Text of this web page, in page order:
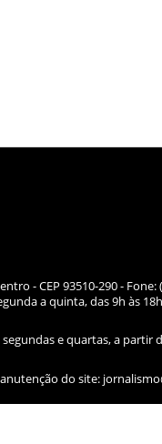
- CEP 93510-290 - Fone:
a quinta, das 9h às
e quartas, a partir
do site: